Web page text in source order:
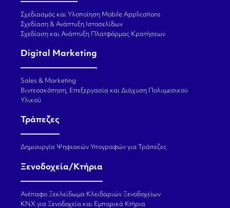
Σχεδιασμός και Υλοποίηση Mobile Applications
Σχεδίαση & Ανάπτυξη Ιστοσελίδων
Σχεδίαση και Ανάπτυξη Πλατφόρμας Κρατήσεων
Digital Marketing
Sales & Marketing
Βιντεοσκόπηση, Επεξεργασία και Διάχυση Πολυμεσικού
Υλικού
Τράπεζες
Δημιουργία Ψηφιακών Υπογραφών για Τράπεζες
Ξενοδοχεία/Κτήρια
Ανέπαφο Ξεκλείδωμα Κλειδαριών Ξενοδοχείων
KNX για Ξενοδοχεία και Εμπορικά Κτήρια